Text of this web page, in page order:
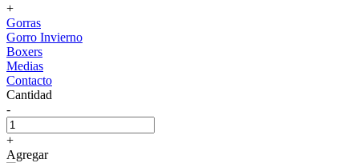
+
Gorras
Gorro Invierno
Boxers
Medias
Contacto
Cantidad
-
+
Agregar